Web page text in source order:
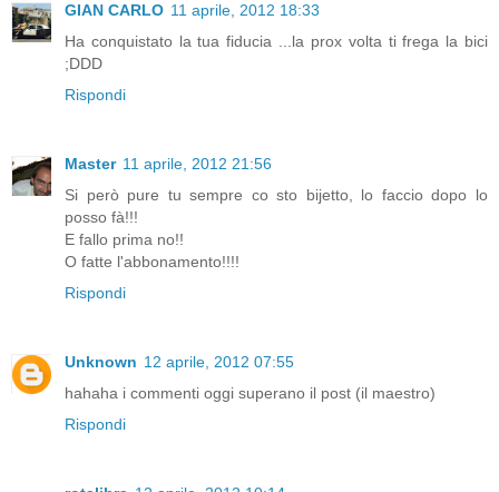
GIAN CARLO 11 aprile, 2012 18:33
Ha conquistato la tua fiducia ...la prox volta ti frega la bici
;DDD
Rispondi
Master 11 aprile, 2012 21:56
Si però pure tu sempre co sto bijetto, lo faccio dopo lo
posso fà!!!
E fallo prima no!!
O fatte l'abbonamento!!!!
Rispondi
Unknown 12 aprile, 2012 07:55
hahaha i commenti oggi superano il post (il maestro)
Rispondi